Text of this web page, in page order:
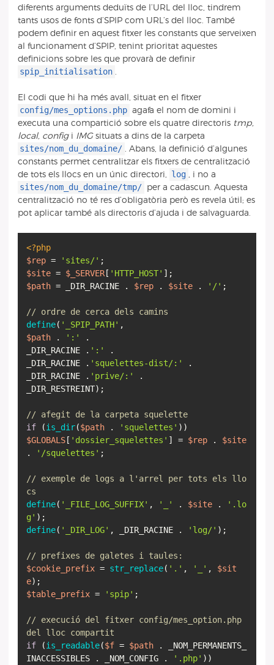
diferents arguments deduïts de l’URL del lloc, tindrem
tants usos de fonts d’SPIP com URL’s del lloc. També
podem definir en aquest fitxer les constants que serveixen
al funcionament d’SPIP, tenint prioritat aquestes
definicions sobre les que provarà de definir
spip_initialisation
El codi que hi ha més avall, situat en el fitxer
config/mes_options.php agafa el nom de domini i
executa una compartició sobre els quatre directoris tmp,
local, configi IMGsituats a dins de la carpeta
sites/nom_du_domaine/ . Abans, la definició d’algunes
constants permet centralitzar els fitxers de centralització
de tots els llocs en un únic directori, log , i no a
sites/nom_du_domaine/tmp/ per a cadascun. Aquesta
centralització no té res d’obligatòria però es revela útil; es
pot aplicar també als directoris d’ajuda i de salvaguarda.
<?php
$rep = 'sites/'
$site = $_SERVER[ 'HTTP_HOST'
$path = _DIR_RACINE . $rep . $site . '/' ;
// ordre de cerca dels camins
define( '_SPIP_PATH'
$path . ':'
.
_DIR_RACINE . ':'
.
_DIR_RACINE . 'squelettes-dist/:'
.
_DIR_RACINE . 'prive/:'
.
_DIR_RESTREINT);
// afegit de la carpeta squelette
if (is_dir($path . 'squelettes'
$GLOBALS [ 'dossier_squelettes' ] = $rep . $site
.
'/squelettes' ;
// exemple de logs a l'arrel per tots els llo
cs
define( '_FILE_LOG_SUFFIX' , '_' . $site .
'.lo
g'
define( '_DIR_LOG' , _DIR_RACINE . 'log/' );
// prefixes de galetes i taules:
$cookie_prefix = str_replace( '.' , '_' , $sit
e
$table_prefix = 'spip' ;
// execució del fitxer config/mes_option.php
del lloc compartit
if (is_readable($f = $path . _NOM_PERMANENTS_
INACCESSIBLES . _NOM_CONFIG .
'.php'